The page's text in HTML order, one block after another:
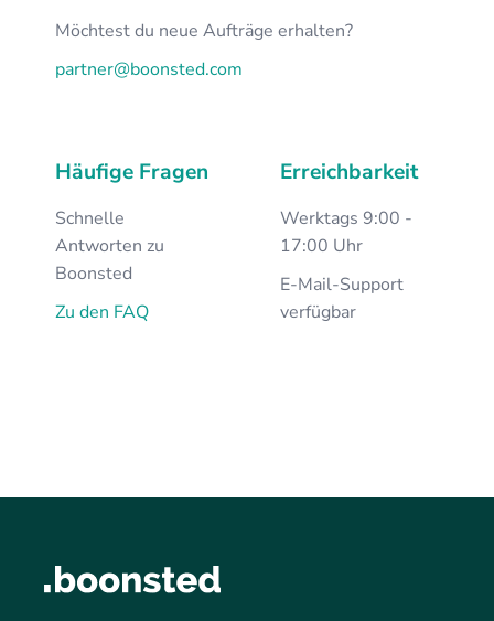
Möchtest du neue Aufträge erhalten?
partner@boonsted.com
Häufige Fragen
Schnelle
Antworten zu
Boonsted
Zu den FAQ
Erreichbarkeit
Werktags 9:00 -
17:00 Uhr
E-Mail-Support
verfügbar